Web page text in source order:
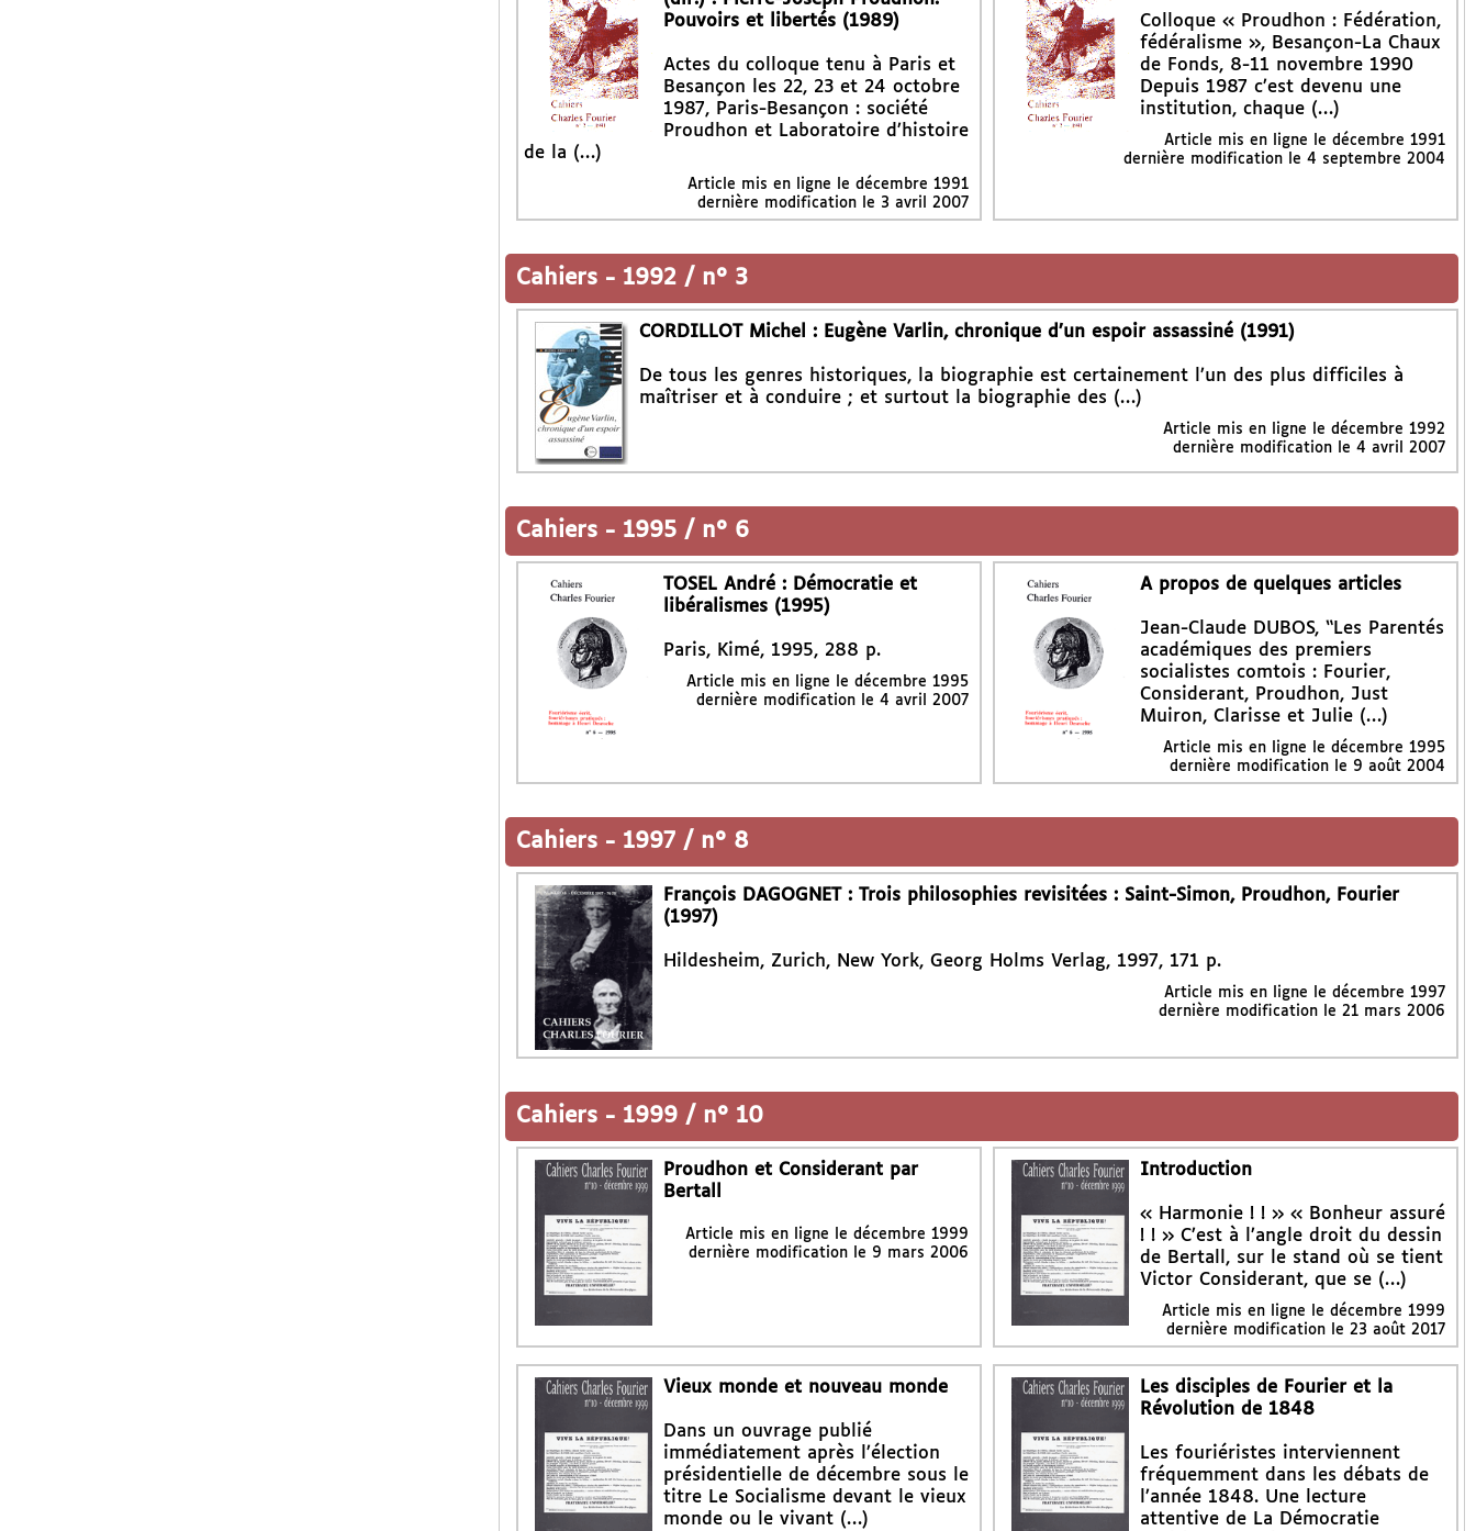
Pouvoirs et libertés (1989)
Actes du colloque tenu à Paris et
Besançon les 22, 23 et 24 octobre
1987, Paris-Besançon : société
Proudhon et Laboratoire d’histoire
de la (…)
Article mis en ligne le décembre 1991
dernière modification le 3 avril 2007
Colloque « Proudhon : Fédération,
fédéralisme », Besançon-La Chaux
de Fonds, 8-11 novembre 1990
Depuis 1987 c’est devenu une
institution, chaque (…)
Article mis en ligne ledécembre 1991
dernière modification le 4 septembre 2004
Cahiers - 1992 / n° 3
CORDILLOT Michel : Eugène Varlin, chronique d’un espoir assassiné (1991)
De tous les genres historiques, la biographie est certainement l’un des plus difficiles à
maîtriser et à conduire ; et surtout la biographie des (…)
Article mis en ligne le décembre 1992
dernière modification le 4 avril 2007
Cahiers - 1995 / n° 6
TOSEL André : Démocratie et
libéralismes (1995)
Paris, Kimé, 1995, 288 p.
Article mis en ligne le décembre 1995
dernière modification le 4 avril 2007
A propos de quelques articles
Jean-Claude DUBOS, “Les Parentés
académiques des premiers
socialistes comtois : Fourier,
Considerant, Proudhon, Just
Muiron, Clarisse et Julie (…)
Article mis en ligne ledécembre 1995
dernière modification le 9 août 2004
Cahiers - 1997 / n° 8
François DAGOGNET : Trois philosophies revisitées : Saint-Simon, Proudhon, Fourier
(1997)
Hildesheim, Zurich, New York, Georg Holms Verlag, 1997, 171 p.
Article mis en ligne le décembre 1997
dernière modification le 21 mars 2006
Cahiers - 1999 / n° 10
Proudhon et Considerant par
Bertall
Article mis en ligne le décembre 1999
dernière modification le 9 mars 2006
Introduction
« Harmonie ! ! » « Bonheur assuré
! ! » C’est à l’angle droit du dessin
de Bertall, sur le stand où se tient
Victor Considerant, que se (…)
Article mis en ligne ledécembre 1999
dernière modification le 23 août 2017
Vieux monde et nouveau monde
Dans un ouvrage publié
immédiatement après l’élection
présidentielle de décembre sous le
titre Le Socialisme devant le vieux
monde ou le vivant (…)
Les disciples de Fourier et la
Révolution de 1848
Les fouriéristes interviennent
fréquemment dans les débats de
l’année 1848. Une lecture
attentive de La Démocratie